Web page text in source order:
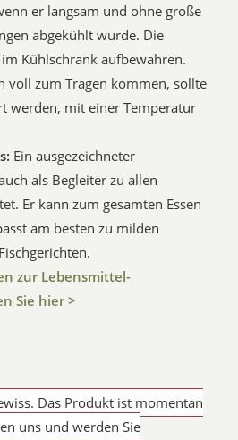
er langsam und ohne große
abgekühlt wurde. Die
Kühlschrank aufbewahren.
voll zum Tragen kommen, sollte
werden, mit einer Temperatur
Ein ausgezeichneter
als Begleiter zu allen
Er kann zum gesamten Essen
am besten zu milden
zur Lebensmittel-
Sie hier >
Das Produkt ist momentan
uns und werden Sie